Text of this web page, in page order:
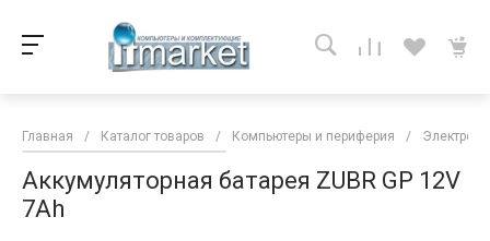
Главная / Каталог товаров / Компьютеры и периферия /
Аккумуляторная батарея ZUBR GP 12V
7Ah